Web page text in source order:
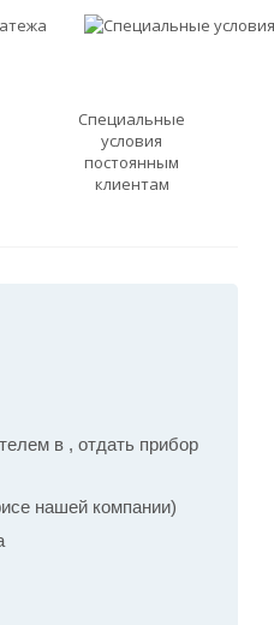
Специальные
условия
постоянным
клиентам
в , отдать прибор
нашей компании)